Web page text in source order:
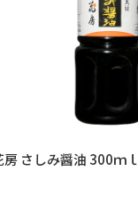
花房 さしみ醤油 300ｍｌ